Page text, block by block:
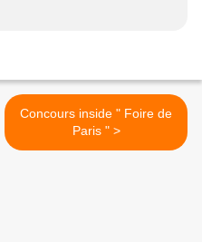
Concours inside " Foire de
Paris " >